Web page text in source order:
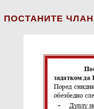
ПОСТАНИТЕ